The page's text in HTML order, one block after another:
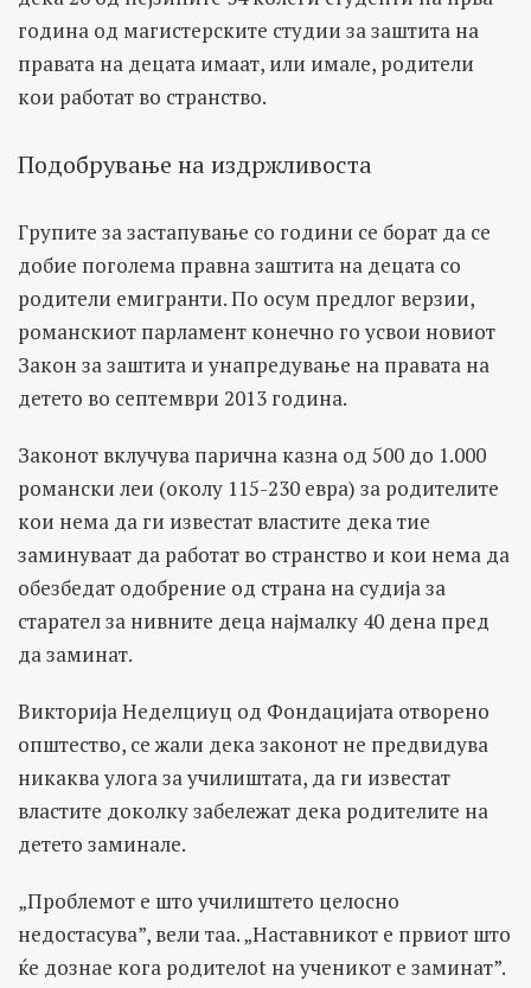
година од магистерските студии за заштита на
правата на децата имаат, или имале, родители
кои работат во странство.
Подобрување на издржливоста
Групите за застапување со години се борат да се
добие поголема правна заштита на децата со
родители емигранти. По осум предлог верзии,
романскиот парламент конечно го усвои новиот
Закон за заштита и унапредување на правата на
детето во септември 2013 година.
Законот вклучува парична казна од 500 до 1.000
романски леи (околу 115-230 евра) за родителите
кои нема да ги известат властите дека тие
заминуваат да работат во странство и кои нема да
обезбедат одобрение од страна на судија за
старател за нивните деца најмалку 40 дена пред
да заминат.
Викторија Неделциуц од Фондацијата отворено
општество, се жали дека законот не предвидува
никаква улога за училиштата, да ги известат
властите доколку забележат дека родителите на
детето заминале.
„Проблемот е што училиштето целосно
недостасува”, вели таа. „Наставникот е првиот што
ќе дознае кога родителot на ученикот е заминат”.